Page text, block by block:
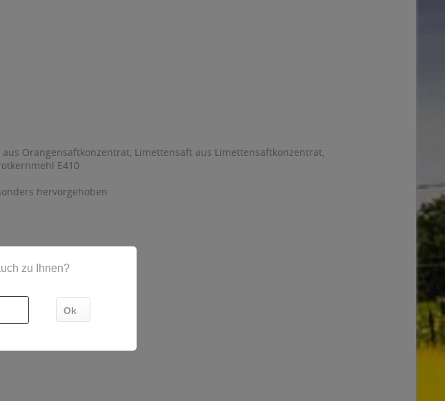
Orangensaftkonzentrat, Limettensaft aus Limettensaftkonzentrat,
E410
hervorgehoben